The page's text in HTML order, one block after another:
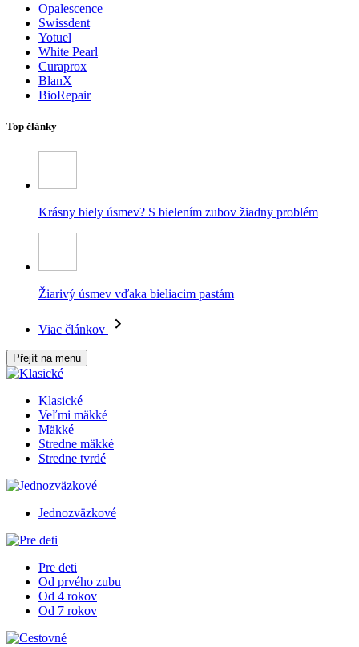
Opalescence
Swissdent
Yotuel
White Pearl
Curaprox
BlanX
BioRepair
Top články
Krásny biely úsmev? S bielením zubov žiadny problém
Žiarivý úsmev vďaka bieliacim pastám
Viac článkov
Přejít na menu
Klasické
Veľmi mäkké
Mäkké
Stredne mäkké
Stredne tvrdé
Jednozväzkové
Pre deti
Od prvého zubu
Od 4 rokov
Od 7 rokov